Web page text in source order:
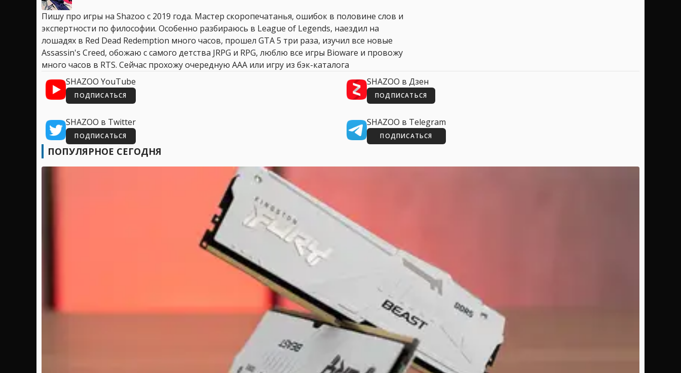
Пишу про игры на Shazoo с 2019 года. Мастер скоропечатанья, ошибок в половине слов и
экспертности по философии. Особенно разбираюсь в League of Legends, наездил на
лошадях в Red Dead Redemption много часов, прошел GTA 5 три раза, изучил все новые
Assassin's Creed, обожаю с самого детства JRPG и RPG, люблю все игры Bioware и провожу
много часов в RTS. Сейчас прохожу очередную AAA или игру из бэк-каталога
SHAZOO YouTube
ПОДПИСАТЬСЯ
SHAZOO в Дзен
ПОДПИСАТЬСЯ
SHAZOO в Twitter
ПОДПИСАТЬСЯ
SHAZOO в Telegram
ПОДПИСАТЬСЯ
ПОПУЛЯРНОЕ СЕГОДНЯ